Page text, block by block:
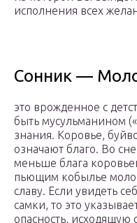
исполнения всех
Сонник —
это врожденное с
быть мусульманином
знания. Коровье,
означают благо. Во
меньше блага
пьющим кобылье
славу. Если увидеть
самки, то это
опасность, исходящую